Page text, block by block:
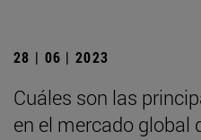
28 | 06 | 2023
Cuáles son las
en el mercado global